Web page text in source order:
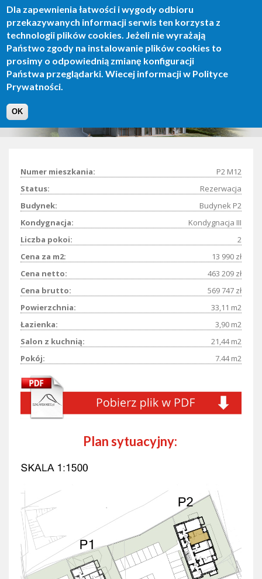
Dla zapewnienia łatwości i wygody odbioru
przekazywanych informacji serwis ten korzysta z
technologii plików cookies. Jeżeli nie wyrażają
Państwo zgody na instalowanie plików cookies to
prosimy o odpowiednią zmianę konfiguracji
Państwa przeglądarki. Wiecej informacji w Polityce
Prywatności.
OK
main
content
Apartament P2 M12
Numer mieszkania:
P2 M12
Status:
Rezerwacja
Budynek:
Budynek P2
Kondygnacja:
Kondygnacja III
Liczba pokoi:
2
Cena za m2:
13 990 zł
Cena netto:
463 209 zł
Cena brutto:
569 747 zł
Powierzchnia:
33,11 m2
Łazienka:
3,90 m2
Salon z kuchnią:
21,44 m2
Pokój:
7.44 m2
Plan sytuacyjny: